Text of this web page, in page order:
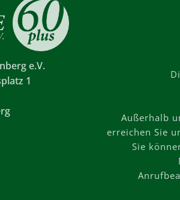
e.V.
1
Außerhalb
erreichen Sie
Sie